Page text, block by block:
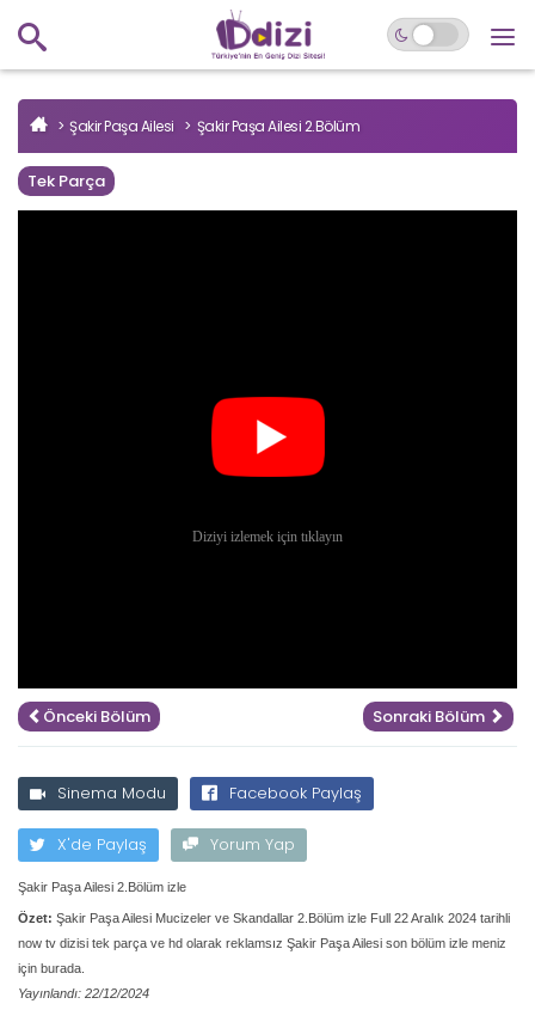
Şakir Paşa Ailesi Şakir Paşa Ailesi 2.Bölüm
Tek Parça
Önceki Bölüm Sonraki Bölüm
Sinema Modu Facebook Paylaş
X'de Paylaş Yorum Yap
Şakir Paşa Ailesi 2.Bölüm izle
Özet: Şakir Paşa Ailesi Mucizeler ve Skandallar 2.Bölüm izle Full 22 Aralık 2024 tarihli
now tv dizisi tek parça ve hd olarak reklamsız Şakir Paşa Ailesi son bölüm izle meniz
için burada.
Yayınlandı: 22/12/2024